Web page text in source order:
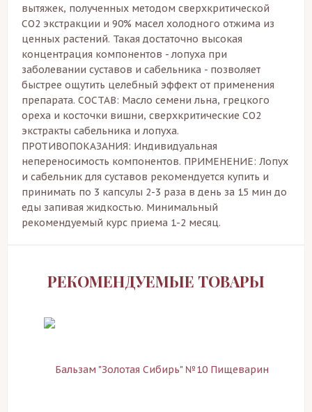
вытяжек, полученных методом сверхкритической
СО2 экстракции и 90% масел холодного отжима из
ценных растений. Такая достаточно высокая
концентрация компонентов - лопуха при
заболевании суставов и сабельника - позволяет
быстрее ощутить целебный эффект от применения
препарата. СОСТАВ: Масло семени льна, грецкого
ореха и косточки вишни, сверхкритические СО2
экстракты сабельника и лопуха.
ПРОТИВОПОКАЗАНИЯ: Индивидуальная
непереносимость компонентов. ПРИМЕНЕНИЕ: Лопух
и сабельник для суставов рекомендуется купить и
принимать по 3 капсулы 2-3 раза в день за 15 мин до
еды запивая жидкостью. Минимальный
рекомендуемый курс приема 1-2 месяц.
РЕКОМЕНДУЕМЫЕ ТОВАРЫ